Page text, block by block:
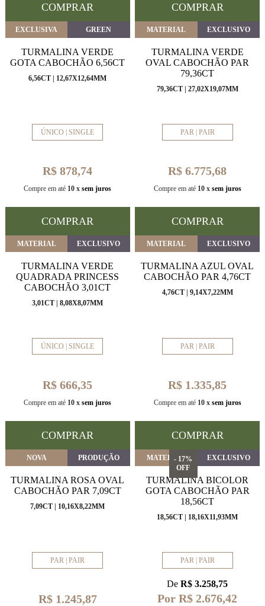
COMPRAR COMPRAR
EXCLUSIVA GREEN
TURMALINA VERDE
GOTA CABOCHÃO 6,56CT
6,56CT | 12,67X12,64MM
ÚNICO | SINGLE
R$ 878,74
Compre em até 10 x sem juros
COMPRAR
MATERIAL EXCLUSIVO
TURMALINA VERDE
OVAL CABOCHÃO PAR
79,36CT
79,36CT | 27,02X19,07MM
PAR | PAIR
R$ 6.775,68
Compre em até 10 x sem juros
COMPRAR
MATERIAL EXCLUSIVO
TURMALINA VERDE
QUADRADA PRINCESS
CABOCHÃO 3,01CT
3,01CT | 8,08X8,07MM
ÚNICO | SINGLE
R$ 666,35
Compre em até 10 x sem juros
COMPRAR
MATERIAL EXCLUSIVO
TURMALINA AZUL OVAL
CABOCHÃO PAR 4,76CT
4,76CT | 9,14X7,22MM
PAR | PAIR
R$ 1.335,85
Compre em até 10 x sem juros
COMPRAR
NOVA PRODUÇÃO
TURMALINA ROSA OVAL
CABOCHÃO PAR 7,09CT
7,09CT | 10,16X8,22MM
PAR | PAIR
R$ 1.245,87
- 17%
OFF
MATERIAL EXCLUSIVO
TURMALINA BICOLOR
GOTA CABOCHÃO PAR
18,56CT
18,56CT | 18,16X11,93MM
PAR | PAIR
DeR$ 3.258,75
Por R$ 2.676,42